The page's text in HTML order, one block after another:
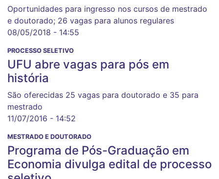
Oportunidades para ingresso nos cursos de mestrado
e doutorado; 26 vagas para alunos regulares
08/05/2018 - 14:55
PROCESSO SELETIVO
UFU abre vagas para pós em
história
São oferecidas 25 vagas para doutorado e 35 para
mestrado
11/07/2016 - 14:52
MESTRADO E DOUTORADO
Programa de Pós-Graduação em
Economia divulga edital de processo